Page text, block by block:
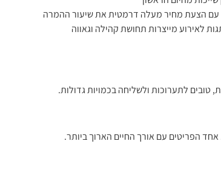
עם הצעת מחיר מעלה דרמטית את שיעור ההמרה
לאירוע מייצרות תחושת קהילה וגאווה
לתערוכות ולשליחה בכמויות גדולות.
הפריטים עם אורך החיים הארוך ביותר.